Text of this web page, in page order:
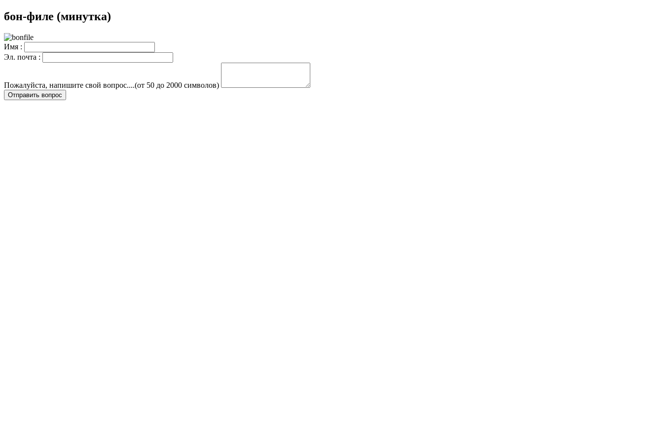
бон-филе (минутка)
Имя :
Эл. почта :
Пожалуйста, напишите свой вопрос....(от 50 до 2000 символов)
Отправить вопрос